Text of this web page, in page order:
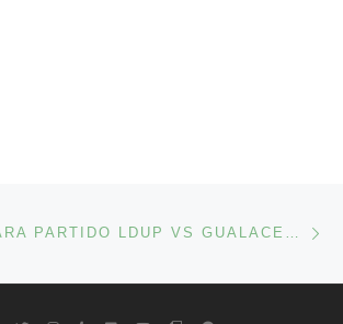
CONVOCADOS Y PRECIOS PARA PARTIDO LDUP VS GUALACEO SC